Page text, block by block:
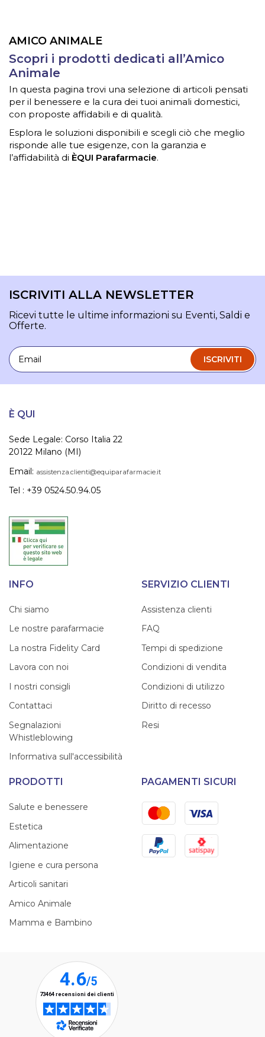
AMICO ANIMALE
Scopri i prodotti dedicati all’Amico
Animale
In questa pagina trovi una selezione di articoli pensati
per il benessere e la cura dei tuoi animali domestici,
con proposte affidabili e di qualità.
Esplora le soluzioni disponibili e scegli ciò che meglio
risponde alle tue esigenze, con la garanzia e
l’affidabilità di ÈQUI Parafarmacie.
ISCRIVITI ALLA NEWSLETTER
Ricevi tutte le ultime informazioni su Eventi, Saldi e
Offerte.
Email
ISCRIVITI
È QUI
Sede Legale: Corso Italia 22
20122 Milano (MI)
Email: assistenza.clienti@equiparafarmacie.it
Tel : +39 0524.50.94.05
INFO
Chi siamo
Le nostre parafarmacie
La nostra Fidelity Card
Lavora con noi
I nostri consigli
Contattaci
Segnalazioni
Whistleblowing
Informativa sull'accessibilità
SERVIZIO CLIENTI
Assistenza clienti
FAQ
Tempi di spedizione
Condizioni di vendita
Condizioni di utilizzo
Diritto di recesso
Resi
PRODOTTI
Salute e benessere
Estetica
Alimentazione
Igiene e cura persona
Articoli sanitari
Amico Animale
Mamma e Bambino
PAGAMENTI SICURI
MastercardVisa
PayPal Satispay